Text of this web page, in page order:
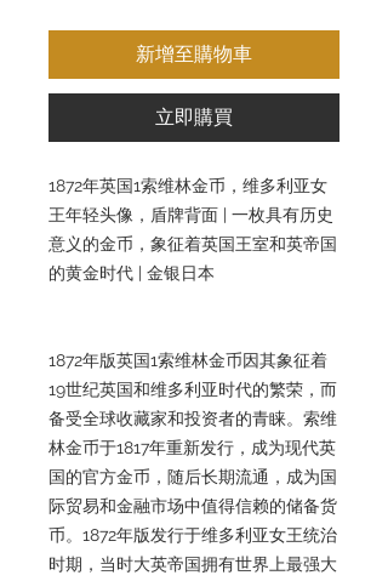
新增至購物車
立即購買
1872年英国1索维林金币，维多利亚女
王年轻头像，盾牌背面 | 一枚具有历史
意义的金币，象征着英国王室和英帝国
的黄金时代 | 金银日本
1872年版英国1索维林金币因其象征着
19世纪英国和维多利亚时代的繁荣，而
备受全球收藏家和投资者的青睐。索维
林金币于1817年重新发行，成为现代英
国的官方金币，随后长期流通，成为国
际贸易和金融市场中值得信赖的储备货
币。1872年版发行于维多利亚女王统治
时期，当时大英帝国拥有世界上最强大